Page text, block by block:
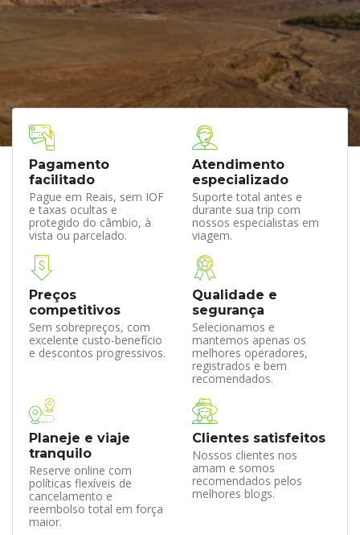
Pagamento
facilitado
Pague em Reais, sem IOF
e taxas ocultas e
protegido do câmbio, à
vista ou parcelado.
Atendimento
especializado
Suporte total antes e
durante sua trip com
nossos especialistas em
viagem.
Preços
competitivos
Sem sobrepreços, com
excelente custo-benefício
e descontos progressivos.
Qualidade e
segurança
Selecionamos e
mantemos apenas os
melhores operadores,
registrados e bem
recomendados.
Planeje e viaje
tranquilo
Reserve online com
políticas flexíveis de
cancelamento e
reembolso total em força
maior.
Clientes satisfeitos
Nossos clientes nos
amam e somos
recomendados pelos
melhores blogs.